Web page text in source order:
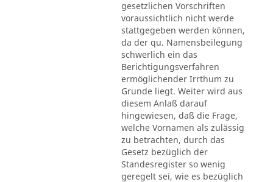
gesetzlichen Vorschriften
voraussichtlich nicht werde
stattgegeben werden können,
da der qu. Namensbeilegung
schwerlich ein das
Berichtigungsverfahren
ermöglichender Irrthum zu
Grunde liegt. Weiter wird aus
diesem Anlaß darauf
hingewiesen, daß die Frage,
welche Vornamen als zulässig
zu betrachten, durch das
Gesetz bezüglich der
Standesregister so wenig
geregelt sei, wie es bezüglich